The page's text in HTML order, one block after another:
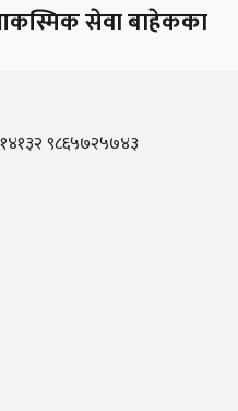
सेवा बाहेकका
९८६५७२५७४३